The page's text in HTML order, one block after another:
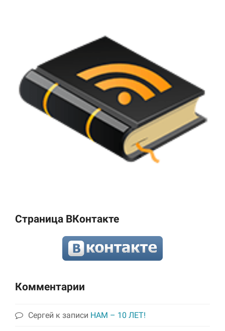
Страница ВКонтакте
Комментарии
Сергей к записи НАМ – 10 ЛЕТ!